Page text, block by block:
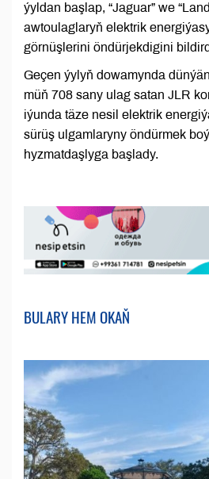
ýyldan başlap, “Jaguar” we
awtoulaglaryň elektrik
görnüşlerini öndürjekdigini
Geçen ýylyň dowamynda
müň 708 sany ulag satan JLR
iýunda täze nesil elektrik
sürüş ulgamlaryny öndürmek
hyzmatdaşlyga başlady.
BULARY HEM OKAŇ